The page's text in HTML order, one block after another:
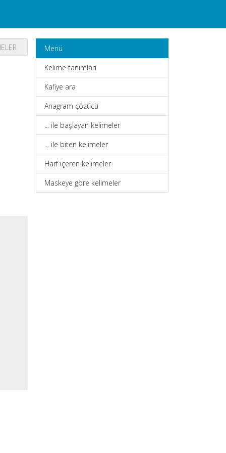
Menü
Kelime tanımları
Kafiye ara
Anagram çözücü
... ile başlayan kelimeler
... ile biten kelimeler
Harf içeren kelimeler
Maskeye göre kelimeler